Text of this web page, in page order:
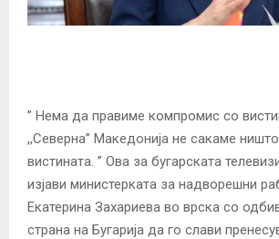
” Нема да правиме компромис со
,,Северна” Македонија не сакаме
вистината. ” Ова за бугарската
изјави министерката за надворешни
Екатерина Захариева во врска со
страна на Бугарија да го слави